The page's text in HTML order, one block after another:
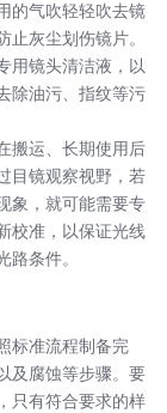
的气吹轻轻吹去镜
灰尘划伤镜片。
用镜头清洁液，以
除油污、指纹等污
搬运、长期使用后
目镜观察视野，若
象，就可能需要专
校准，以保证光线
条件。
标准流程制备完
及腐蚀等步骤。要
只有符合要求的样